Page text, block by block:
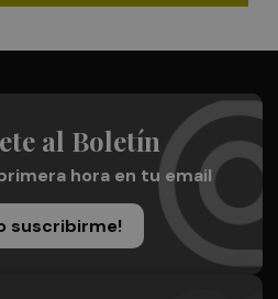
al Boletín
hora en tu email
suscribirme!